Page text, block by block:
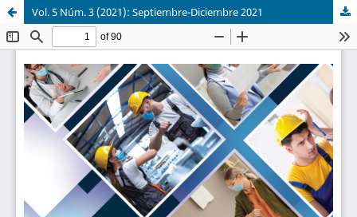
Vol. 5 Núm. 3 (2021): Septiembre-Diciembre 2021